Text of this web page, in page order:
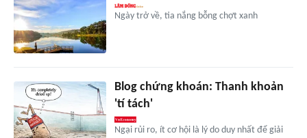
Ngày trở về, tia nắng bỗng chợt xanh
Blog chứng khoán: Thanh khoản
'tí tách'
Ngại rủi ro, ít cơ hội là lý do duy nhất để giải